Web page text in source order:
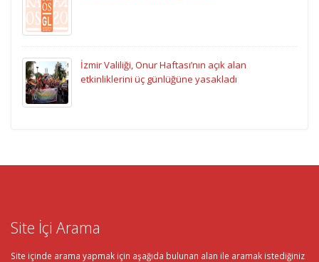
İzmir Valiliği, Onur Haftası’nın açık alan
etkinliklerini üç günlüğüne yasakladı
Site İçi Arama
Site içinde arama yapmak için aşağıda bulunan alan ile aramak istediğiniz